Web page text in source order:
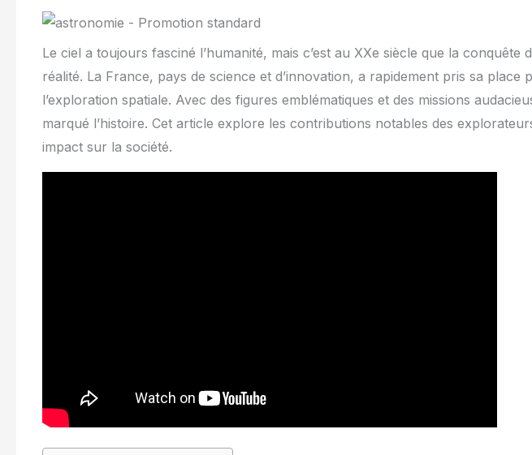
Le ciel a toujours fasciné l’humanité, mais c’est au XXe siècle que la conquête
réalité. La France, pays de science et d’innovation, a rapidement pris sa place
l’exploration spatiale. Avec des figures emblématiques et des missions
marqué l’histoire. Cet article explore les contributions notables des
impact sur la société.